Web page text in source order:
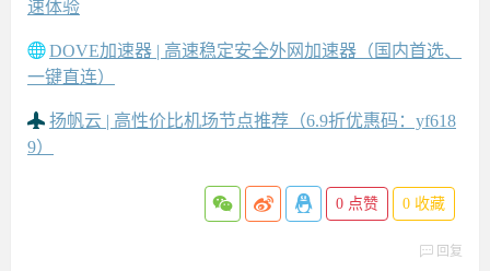
速体验
DOVE加速器 | 高速稳定安全外网加速器（国内首选、
一键直连）
扬帆云 | 高性价比机场节点推荐（6.9折优惠码：yf618
9）
0 点赞 0 收藏
回复